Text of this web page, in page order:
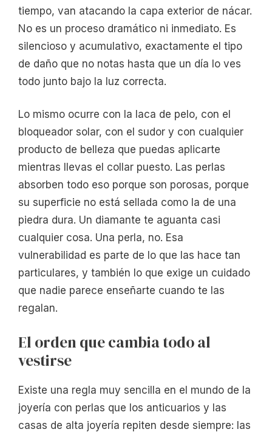
tiempo, van atacando la capa exterior de nácar.
No es un proceso dramático ni inmediato. Es
silencioso y acumulativo, exactamente el tipo
de daño que no notas hasta que un día lo ves
todo junto bajo la luz correcta.
Lo mismo ocurre con la laca de pelo, con el
bloqueador solar, con el sudor y con cualquier
producto de belleza que puedas aplicarte
mientras llevas el collar puesto. Las perlas
absorben todo eso porque son porosas, porque
su superficie no está sellada como la de una
piedra dura. Un diamante te aguanta casi
cualquier cosa. Una perla, no. Esa
vulnerabilidad es parte de lo que las hace tan
particulares, y también lo que exige un cuidado
que nadie parece enseñarte cuando te las
regalan.
El orden que cambia todo al
vestirse
Existe una regla muy sencilla en el mundo de la
joyería con perlas que los anticuarios y las
casas de alta joyería repiten desde siempre: las